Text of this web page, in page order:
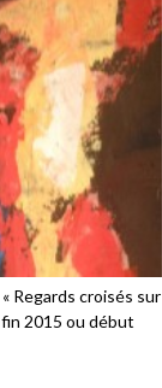
Regards croisés sur
fin 2015 ou début